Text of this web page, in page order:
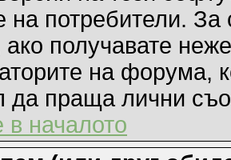
на потребители.
ако получавате
на форума,
да праща лични
в началото